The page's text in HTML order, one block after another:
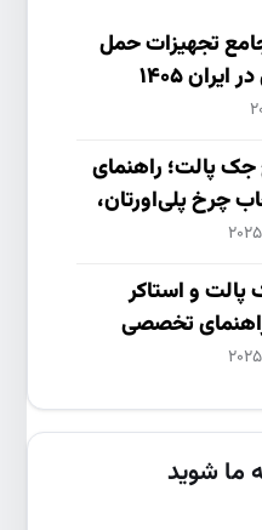
تجهیزات حمل
۱۴۰۵
جک پالت؛ راهنمای
چرخ پلی‌اورتان،
و استاکر
تخصصی
ما شوید